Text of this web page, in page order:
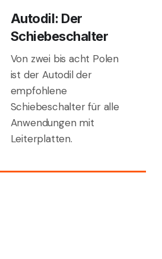
Autodil: Der
Schiebeschalter
Von zwei bis acht Polen
ist der Autodil der
empfohlene
Schiebeschalter für alle
Anwendungen mit
Leiterplatten.